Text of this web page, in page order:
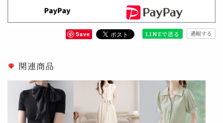
Save LINEで送る 通報する
関連商品